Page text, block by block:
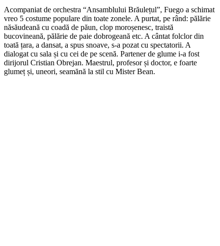
Acompaniat de orchestra “Ansamblului Brăulețul”, Fuego a schimat
vreo 5 costume populare din toate zonele. A purtat, pe rând: pălărie
năsăudeană cu coadă de păun, clop moroșenesc, traistă
bucovineană, pălărie de paie dobrogeană etc. A cântat folclor din
toată țara, a dansat, a spus snoave, s-a pozat cu spectatorii. A
dialogat cu sala și cu cei de pe scenă. Partener de glume i-a fost
dirijorul Cristian Obrejan. Maestrul, profesor și doctor, e foarte
glumeț și, uneori, seamănă la stil cu Mister Bean.